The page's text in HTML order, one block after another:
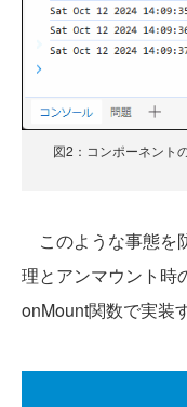
図2：コンポーネント
このような事態を
理とアンマウント時
onMount関数で実装